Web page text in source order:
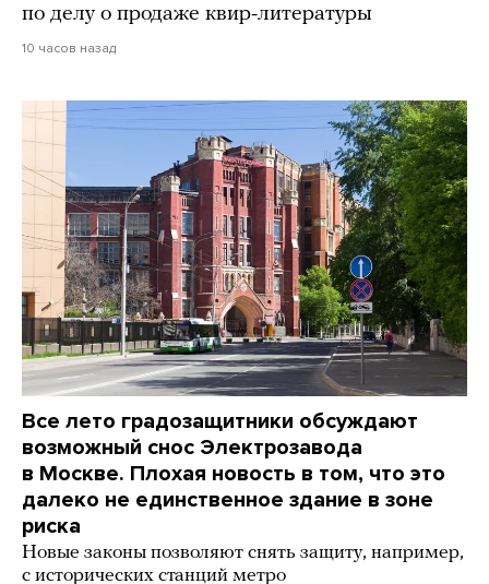
по делу о продаже квир-литературы
10 часов назад
Все лето градозащитники обсуждают
возможный снос Электрозавода
в Москве. Плохая новость в том, что это
далеко не единственное здание в зоне
риска
Новые законы позволяют снять защиту, например,
с исторических станций метро